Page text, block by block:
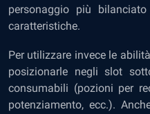
personaggio più
caratteristiche.
Per utilizzare invece le
posizionarle negli slot
consumabili (pozioni per
potenziamento, ecc.).